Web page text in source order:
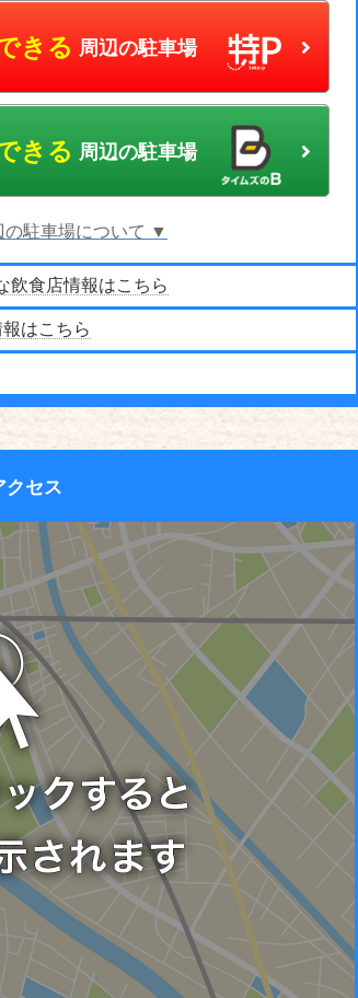
きる 周辺の駐車場
きる 周辺の駐車場
駐車場について ▼
飲食店情報はこちら
はこちら
クセス